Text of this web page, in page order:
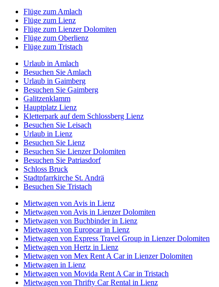
Flüge zum Amlach
Flüge zum Lienz
Flüge zum Lienzer Dolomiten
Flüge zum Oberlienz
Flüge zum Tristach
Urlaub in Amlach
Besuchen Sie Amlach
Urlaub in Gaimberg
Besuchen Sie Gaimberg
Galitzenklamm
Hauptplatz Lienz
Kletterpark auf dem Schlossberg Lienz
Besuchen Sie Leisach
Urlaub in Lienz
Besuchen Sie Lienz
Besuchen Sie Lienzer Dolomiten
Besuchen Sie Patriasdorf
Schloss Bruck
Stadtpfarrkirche St. Andrä
Besuchen Sie Tristach
Mietwagen von Avis in Lienz
Mietwagen von Avis in Lienzer Dolomiten
Mietwagen von Buchbinder in Lienz
Mietwagen von Europcar in Lienz
Mietwagen von Express Travel Group in Lienzer Dolomiten
Mietwagen von Hertz in Lienz
Mietwagen von Mex Rent A Car in Lienzer Dolomiten
Mietwagen in Lienz
Mietwagen von Movida Rent A Car in Tristach
Mietwagen von Thrifty Car Rental in Lienz